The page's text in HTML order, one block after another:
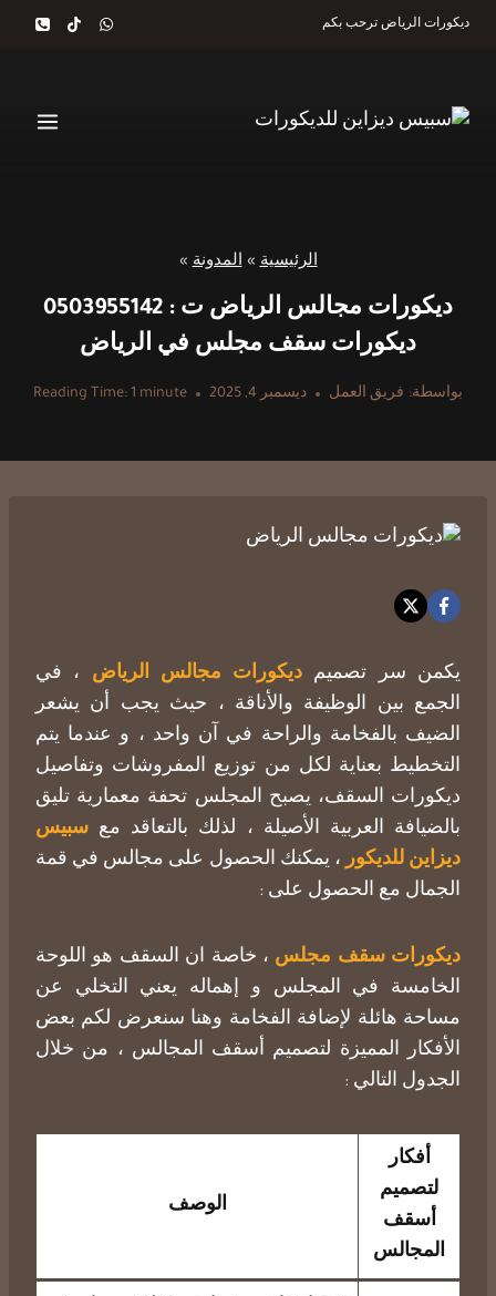
التجاوزديكورات الرياض ترحب بكم
الرئيسية»المدونة»
ديكورات مجالس الرياض ت : 0503955142
ديكورات سقف مجلس في الرياض
بواسطة: فريق العمل ديسمبر 4, 2025 Reading Time: 1 minute
يكمن سر تصميم ديكورات مجالس الرياض ، في
الجمع بين الوظيفة والأناقة ، حيث يجب أن يشعر
الضيف بالفخامة والراحة في آن واحد ، و عندما يتم
التخطيط بعناية لكل من توزيع المفروشات وتفاصيل
ديكورات السقف، يصبح المجلس تحفة معمارية تليق
بالضيافة العربية الأصيلة ، لذلك بالتعاقد مع سبيس
ديزاين للديكور ، يمكنك الحصول على مجالس في قمة
الجمال مع الحصول على :
ديكورات سقف مجلس ، خاصة ان السقف هو اللوحة
الخامسة في المجلس و إهماله يعني التخلي عن
مساحة هائلة لإضافة الفخامة وهنا سنعرض لكم بعض
الأفكار المميزة لتصميم أسقف المجالس ، من خلال
الجدول التالي :
أفكار
لتصميم
أسقف
المجالس
الوصف